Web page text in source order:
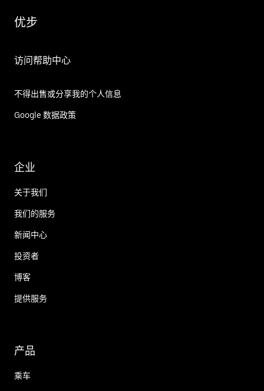
优步
访问帮助中心
不得出售或分享我的个人信息
Google 数据政策
企业
关于我们
我们的服务
新闻中心
投资者
博客
提供服务
产品
乘车